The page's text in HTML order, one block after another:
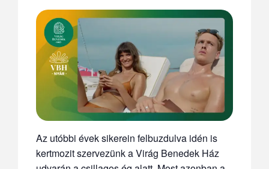
Az utóbbi évek sikerein felbuzdulva idén is
kertmozit szervezünk a Virág Benedek Ház